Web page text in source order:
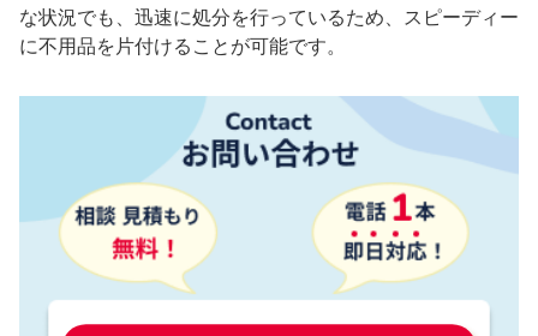
な状況でも、迅速に処分を行っているため、スピーディー
に不用品を片付けることが可能です。